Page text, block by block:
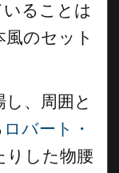
ることは
のセット
、周囲と
ロバート・
りした物腰